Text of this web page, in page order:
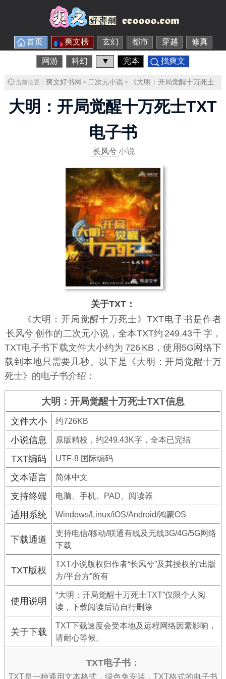
首页 爽文榜 玄幻 都市 穿越 修真
网游 科幻 ▼ 完本 找爽文
当前位置： 爽文好书网 > 二次元小说> 《大明：开局觉醒十万死士》
大明：开局觉醒十万死士TXT
电子书
长风兮 小说
关于TXT：
《大明：开局觉醒十万死士》TXT电子书是作者
长风兮 创作的二次元小说，全本TXT约 249.43千字，
TXT电子书下载文件大小约为 726 KB，使用5G网络下
载到本地只需要几秒。以下是《大明：开局觉醒十万
死士》的电子书介绍：
大明：开局觉醒十万死士TXT信息
文件大小 约726KB
小说信息 原版精校，约249.43K字，全本已完结
TXT编码 UTF-8 国际编码
文本语言 简体中文
支持终端 电脑、手机、PAD、阅读器
适用系统 Windows/Linux/iOS/Android/鸿蒙OS
下载通道
支持电信/移动/联通有线及无线3G/4G/5G网络
下载
TXT版权
TXT小说版权归作者“长风兮”及其授权的“出版
方/平台方”所有
使用说明
“大明：开局觉醒十万死士TXT”仅限个人阅
读，下载阅读后请自行删除
关于下载
TXT下载速度会受本地及远程网络因素影响，
请耐心等候。
TXT电子书：
TXT是一种通用文本格式，绿色免安装，TXT格式的电子书